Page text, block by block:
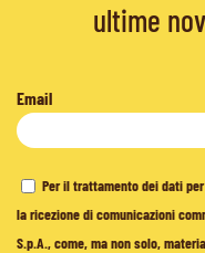
ultime
Email
Per il trattamento dei dati
la ricezione di comunicazioni
S.p.A., come, ma non solo,